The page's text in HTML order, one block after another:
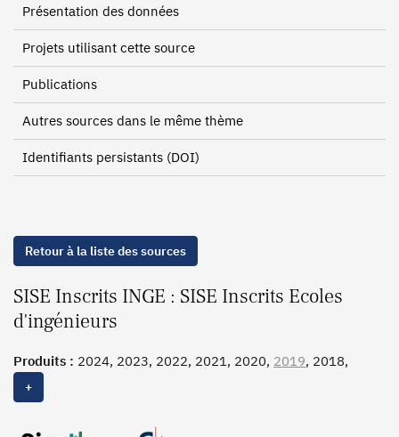
Présentation des données
Projets utilisant cette source
Publications
Autres sources dans le même thème
Identifiants persistants (DOI)
Retour à la liste des sources
SISE Inscrits INGE : SISE Inscrits Ecoles
d'ingénieurs
Produits : 2024, 2023, 2022, 2021, 2020, 2019, 2018,
2017, 2016, 2015, 2014, 2013, 2012, 2011, 2010
+